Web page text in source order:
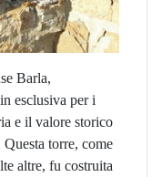
Barla,
esclusiva per i
e il valore storico
torre, come
altre, fu costruita